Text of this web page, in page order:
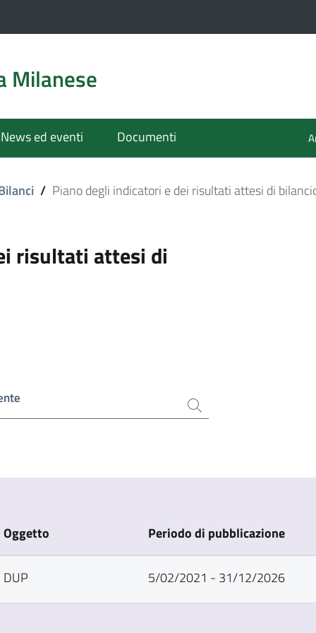
Milanese
News ed eventi Documenti
/ Piano degli indicatori e dei risultati attesi di
risultati attesi di
Oggetto Periodo di pubblicazione
DUP 5/02/2021 - 31/12/2026